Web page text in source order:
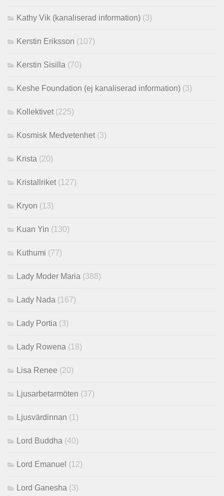
Kathy Vik (kanaliserad information) (3)
Kerstin Eriksson (107)
Kerstin Sisilla (70)
Keshe Foundation (ej kanaliserad information) (3)
Kollektivet (225)
Kosmisk Medvetenhet (3)
Krista (20)
Kristallriket (127)
Kryon (13)
Kuan Yin (130)
Kuthumi (77)
Lady Moder Maria (388)
Lady Nada (167)
Lady Portia (3)
Lady Rowena (18)
Lisa Renee (20)
Ljusarbetarmöten (37)
Ljusvärdinnan (1)
Lord Buddha (40)
Lord Emanuel (12)
Lord Ganesha (3)